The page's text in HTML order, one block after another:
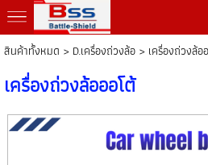
สินค้าทั้งหมด > D.เครื่องถ่วงล้อ> เครื่องถ่วงล้อ
เครื่องถ่วงล้อออโต้